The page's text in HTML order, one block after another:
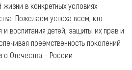
в конкретных условиях
Пожелаем успеха всем, кто
воспитания детей, защиты их прав и
преемственность поколений
Отечества – России.